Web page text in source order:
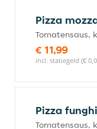
Pizza
Tomatensaus,
€ 11,99
incl. statiegeld (€
Pizza funghi
Tomatensaus,